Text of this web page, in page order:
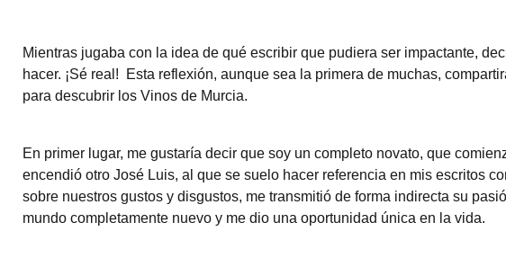
Mientras jugaba con la idea de qué escribir que pudiera ser impactante,
hacer. ¡Sé real! Esta reflexión, aunque sea la primera de muchas,
para descubrir los Vinos de Murcia.
En primer lugar, me gustaría decir que soy un completo novato, que
encendió otro José Luis, al que se suelo hacer referencia en mis escritos
sobre nuestros gustos y disgustos, me transmitió de forma indirecta su
mundo completamente nuevo y me dio una oportunidad única en la vida.